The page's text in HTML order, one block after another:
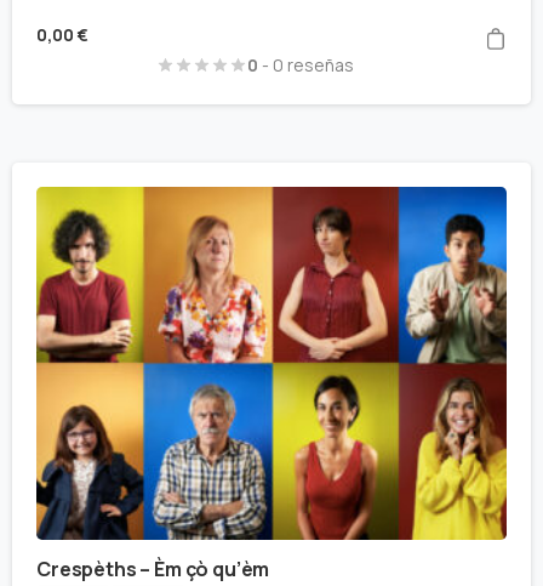
0,00 €
0 - 0 reseñas
Crespèths – Èm çò qu’èm